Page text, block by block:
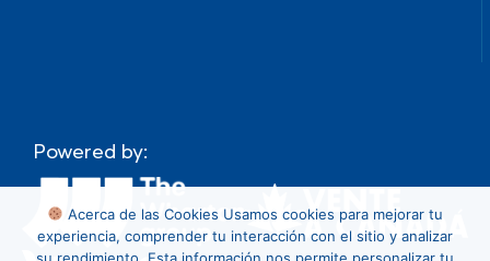
Powered by:
Acerca de las Cookies Usamos cookies para mejorar tu
experiencia, comprender tu interacción con el sitio y analizar